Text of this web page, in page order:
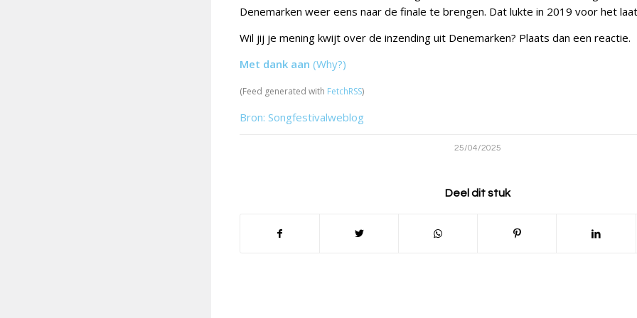
Denemarken weer eens naar de finale te brengen. Dat lukte in 2019 voor het
Wil jij je mening kwijt over de inzending uit Denemarken? Plaats dan een reactie.
Met dank aan (Why?)
(Feed generated with FetchRSS)
Bron: Songfestivalweblog
25/04/2025
Deel dit stuk